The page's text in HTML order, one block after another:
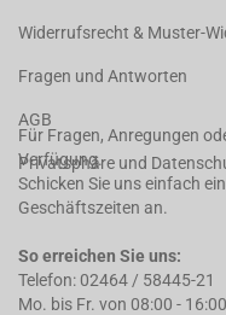
Widerrufsrecht & Muster-
Fragen und Antworten
AGB
Privatsphäre und
Für Fragen, Anregungen
Verfügung.
Schicken Sie uns einfach
Geschäftszeiten an.
So erreichen Sie uns:
Telefon: 02464 / 58445-21
Mo. bis Fr. von 08:00 -